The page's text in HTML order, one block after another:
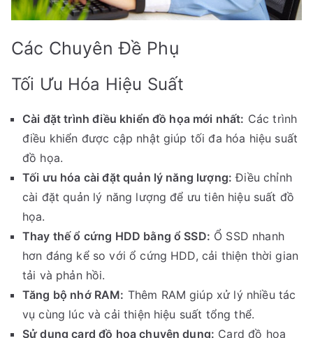
Các Chuyên Đề Phụ
Tối Ưu Hóa Hiệu Suất
Cài đặt trình điều khiển đồ họa mới nhất: Các trình
điều khiển được cập nhật giúp tối đa hóa hiệu suất
đồ họa.
Tối ưu hóa cài đặt quản lý năng lượng: Điều chỉnh
cài đặt quản lý năng lượng để ưu tiên hiệu suất đồ
họa.
Thay thế ổ cứng HDD bằng ổ SSD: Ổ SSD nhanh
hơn đáng kể so với ổ cứng HDD, cải thiện thời gian
tải và phản hồi.
Tăng bộ nhớ RAM: Thêm RAM giúp xử lý nhiều tác
vụ cùng lúc và cải thiện hiệu suất tổng thể.
Sử dụng card đồ họa chuyên dụng: Card đồ họa